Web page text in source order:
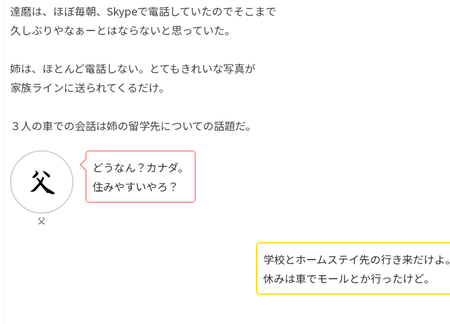
達磨は、ほぼ毎朝、Skypeで電話していたのでそこまで
久しぶりやなぁーとはならないと思っていた。
姉は、ほとんど電話しない。とてもきれいな写真が
家族ラインに送られてくるだけ。
３人の車での会話は姉の留学先についての話題だ。
父
どうなん？カナダ。
住みやすいやろ？
学校とホームステイ先の行き来だけよ。
休みは車でモールとか行ったけど。